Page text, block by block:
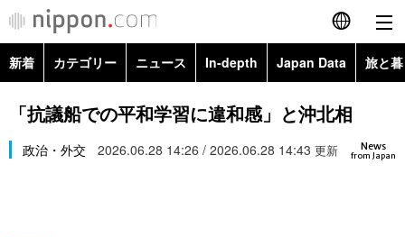
English
简体字
繁體字
新着 カテゴリー ニュース In-depth Japan Data 旅と
政治・外交
経済・ビジネス
Topics
Images
「抗議船での平和学習に違和感」と沖北相
News
from Japan
政治・外交 2026.06.28 14:26 / 2026.06.28 14:43 更新